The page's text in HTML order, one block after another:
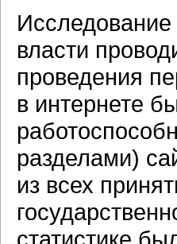
Исследование
власти
проведения
в интернете
разделами)
из всех